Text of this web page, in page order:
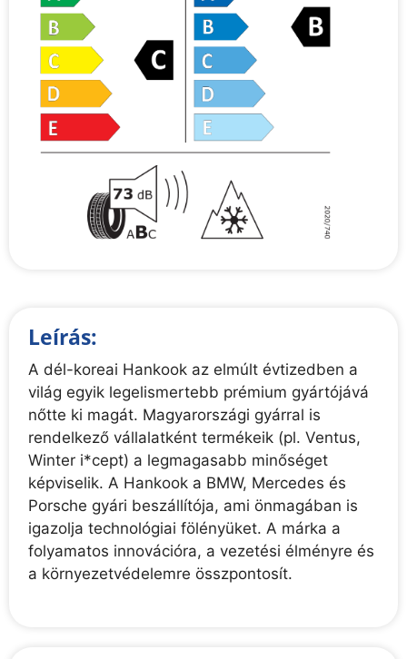
Leírás:
A dél-koreai Hankook az elmúlt évtizedben a
világ egyik legelismertebb prémium gyártójává
nőtte ki magát. Magyarországi gyárral is
rendelkező vállalatként termékeik (pl. Ventus,
Winter i*cept) a legmagasabb minőséget
képviselik. A Hankook a BMW, Mercedes és
Porsche gyári beszállítója, ami önmagában is
igazolja technológiai fölényüket. A márka a
folyamatos innovációra, a vezetési élményre és
a környezetvédelemre összpontosít.